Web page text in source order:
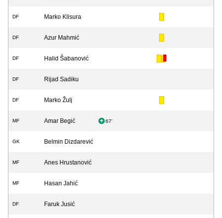
DF Marko Klisura
DF Azur Mahmić
DF Halid Šabanović
DF Rijad Sadiku
DF Marko Žulj
MF Amar Begić 67'
GK Belmin Dizdarević
MF Anes Hrustanović
MF Hasan Jahić
DF Faruk Jusić